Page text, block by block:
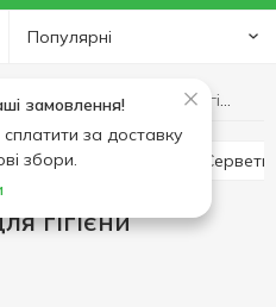
Популярні
замовлення!
за доставку
збори.
Паперові вироби для гігієни
Серветки в коробці
гігієни